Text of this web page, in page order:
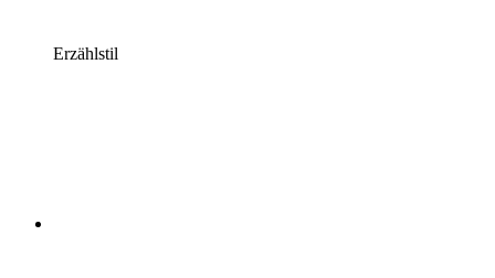
Erzählstil